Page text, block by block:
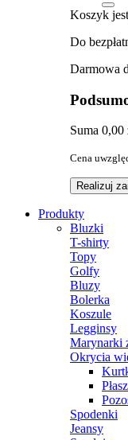
Koszyk
Do
Darmowa
Suma 0,00
Cena
Realizuj
Produkty
Bluzki
T-shirty
Topy
Golfy
Bluzy
Bolerka
Koszule
Legginsy
Marynarki
Okrycia
Spodenki
Jeansy